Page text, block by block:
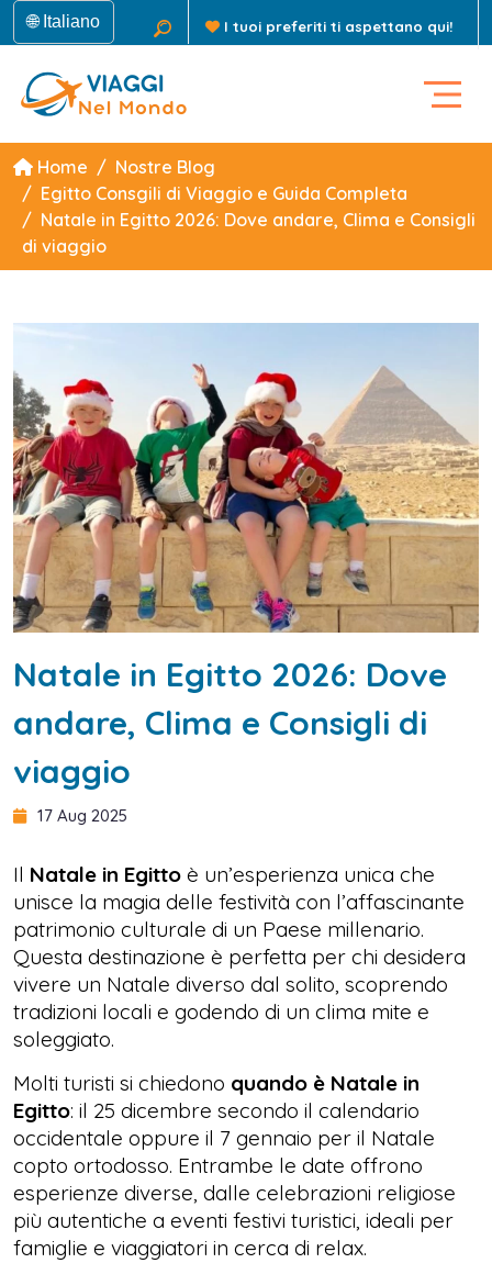
🌐 Italiano I tuoi preferiti ti aspettano qui!
Home
Nostre Blog
Egitto Consgili di Viaggio e Guida Completa
Natale in Egitto 2026: Dove andare, Clima e Consigli
di viaggio
Natale in Egitto 2026: Dove
andare, Clima e Consigli di
viaggio
17 Aug 2025
Il Natale in Egitto è un’esperienza unica che
unisce la magia delle festività con l’affascinante
patrimonio culturale di un Paese millenario.
Questa destinazione è perfetta per chi desidera
vivere un Natale diverso dal solito, scoprendo
tradizioni locali e godendo di un clima mite e
soleggiato.
Molti turisti si chiedono quando è Natale in
Egitto: il 25 dicembre secondo il calendario
occidentale oppure il 7 gennaio per il Natale
copto ortodosso. Entrambe le date offrono
esperienze diverse, dalle celebrazioni religiose
più autentiche a eventi festivi turistici, ideali per
famiglie e viaggiatori in cerca di relax.